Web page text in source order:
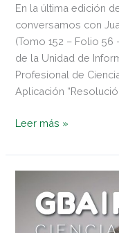
En la última edición
conversamos con
(Tomo 152 – Folio 56
de la Unidad de
Profesional de
Aplicación
Leer más »